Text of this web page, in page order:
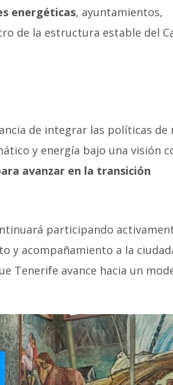
energéticas, ayuntamientos,
de la estructura estable del
de integrar las políticas de
y energía bajo una visión
avanzar en la transición
participando
y acompañamiento a la
Tenerife avance hacia un